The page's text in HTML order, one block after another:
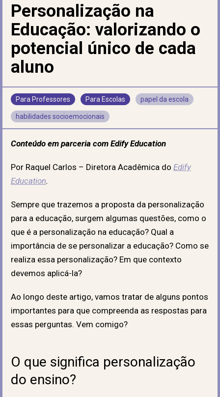
Personalização na
Educação: valorizando o
potencial único de cada
aluno
Para Professores Para Escolas papel da escola
habilidades socioemocionais
Conteúdo em parceria com Edify Education
Por Raquel Carlos – Diretora Acadêmica do Edify
Education.
Sempre que trazemos a proposta da personalização
para a educação, surgem algumas questões, como o
que é a personalização na educação? Qual a
importância de se personalizar a educação? Como se
realiza essa personalização? Em que contexto
devemos aplicá-la?
Ao longo deste artigo, vamos tratar de alguns pontos
importantes para que compreenda as respostas para
essas perguntas. Vem comigo?
O que significa personalização
do ensino?